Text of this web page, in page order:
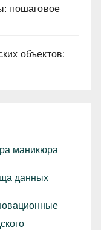
пошаговое
объектов:
маникюра
данных